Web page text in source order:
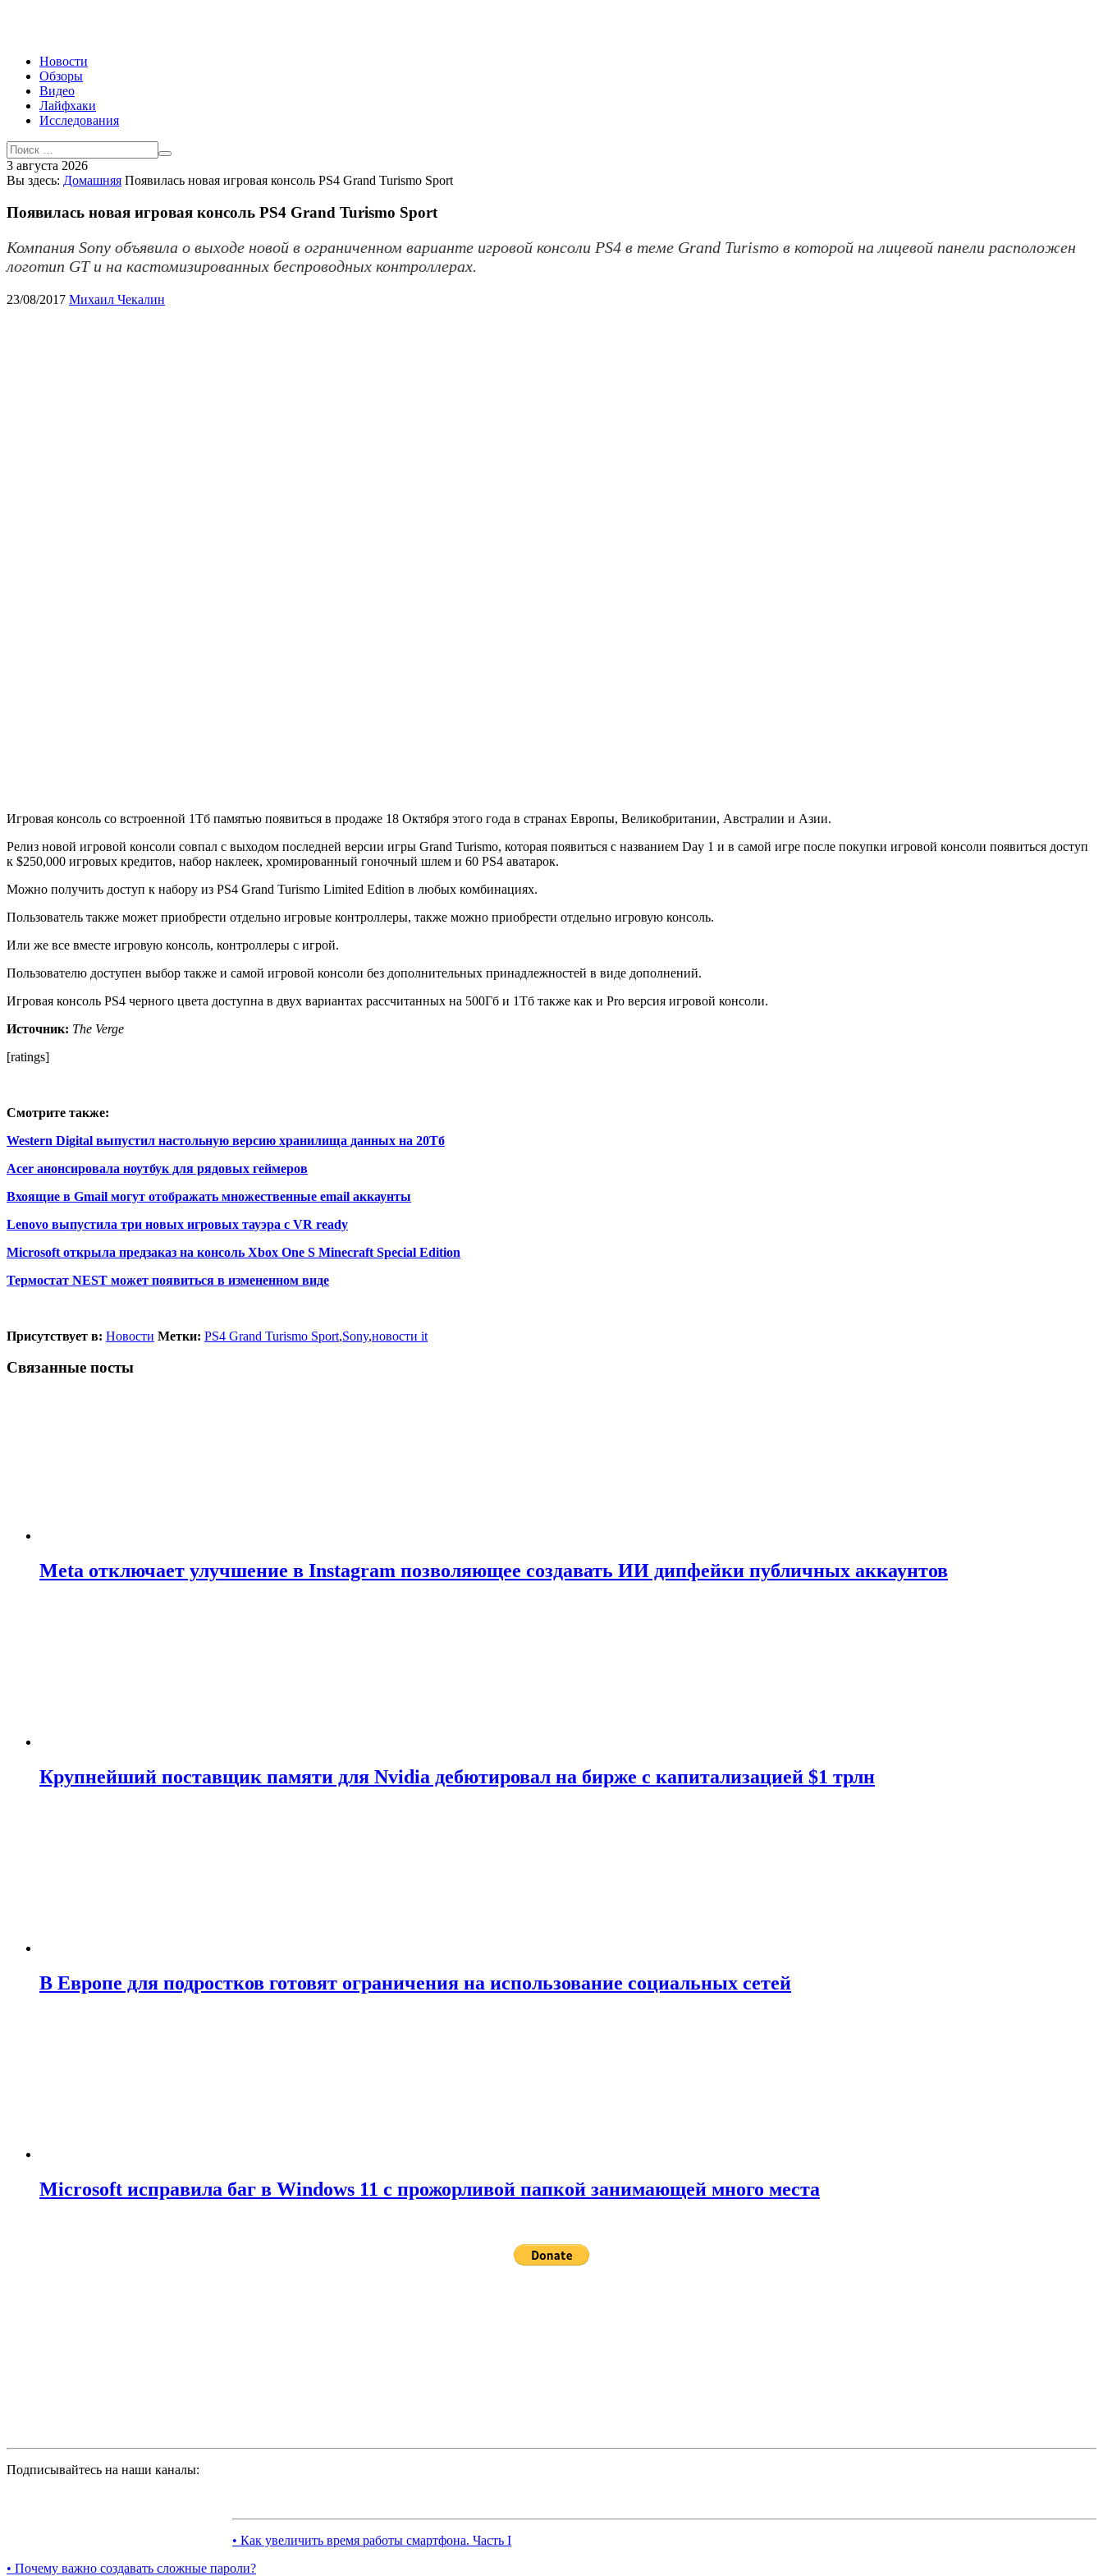
Новости
Обзоры
Видео
Лайфхаки
Исследования
3 августа 2026
Вы здесь: Домашняя Появилась новая игровая консоль PS4 Grand Turismo Sport
Появилась новая игровая консоль PS4 Grand Turismo Sport
Компания Sony объявила о выходе новой в ограниченном варианте игровой консоли PS4 в теме Grand Turismo в которой на лицевой панели расположен
логотип GT и на кастомизированных беспроводных контроллерах.
23/08/2017 Михаил Чекалин
Игровая консоль со встроенной 1Тб памятью появиться в продаже 18 Октября этого года в странах Европы, Великобритании, Австралии и Азии.
Релиз новой игровой консоли совпал с выходом последней версии игры Grand Turismo, которая появиться с названием Day 1 и в самой игре после покупки игровой консоли появиться доступ
к $250,000 игровых кредитов, набор наклеек, хромированный гоночный шлем и 60 PS4 аватарок.
Можно получить доступ к набору из PS4 Grand Turismo Limited Edition в любых комбинациях.
Пользователь также может приобрести отдельно игровые контроллеры, также можно приобрести отдельно игровую консоль.
Или же все вместе игровую консоль, контроллеры с игрой.
Пользователю доступен выбор также и самой игровой консоли без дополнительных принадлежностей в виде дополнений.
Игровая консоль PS4 черного цвета доступна в двух вариантах рассчитанных на 500Гб и 1Тб также как и Pro версия игровой консоли.
Источник: The Verge
[ratings]
Смотрите также:
Western Digital выпустил настольную версию хранилища данных на 20Тб
Acer анонсировала ноутбук для рядовых геймеров
Вхоящие в Gmail могут отображать множественные email аккаунты
Lenovo выпустила три новых игровых тауэра с VR ready
Microsoft открыла предзаказ на консоль Xbox One S Minecraft Special Edition
Термостат NEST может появиться в измененном виде
Присутствует в: Новости Метки: PS4 Grand Turismo Sport,Sony,новости it
Связанные посты
Meta отключает улучшение в Instagram позволяющее создавать ИИ дипфейки публичных аккаунтов
Крупнейший поставщик памяти для Nvidia дебютировал на бирже с капитализацией $1 трлн
В Европе для подростков готовят ограничения на использование социальных сетей
Microsoft исправила баг в Windows 11 с прожорливой папкой занимающей много места
Подписывайтесь на наши каналы:
• Как увеличить время работы смартфона. Часть I
• Почему важно создавать сложные пароли?